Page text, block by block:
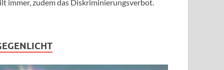
immer, zudem das Diskriminierungsverbot.